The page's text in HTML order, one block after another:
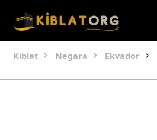
Kiblat Negara Ekvador